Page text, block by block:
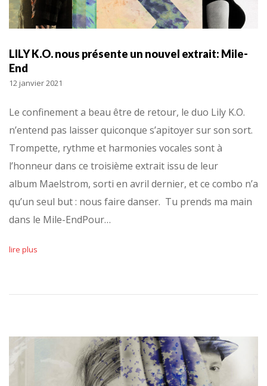
LILY K.O. nous présente un nouvel extrait: Mile-
End
12 janvier 2021
Le confinement a beau être de retour, le duo Lily K.O.
n’entend pas laisser quiconque s’apitoyer sur son sort.
Trompette, rythme et harmonies vocales sont à
l’honneur dans ce troisième extrait issu de leur
album Maelstrom, sorti en avril dernier, et ce combo n’a
qu’un seul but : nous faire danser. Tu prends ma main
dans le Mile-EndPour…
lire plus